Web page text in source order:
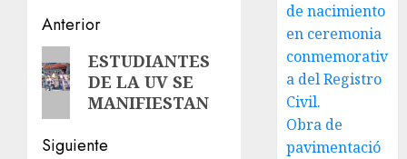
Navegación
de
entradas
Anterior
Entrada
anterior:
ESTUDIANTES
DE LA UV SE
MANIFIESTAN
Siguiente
de nacimiento
en ceremonia
conmemorativ
a del Registro
Civil.
Obra de
pavimentació